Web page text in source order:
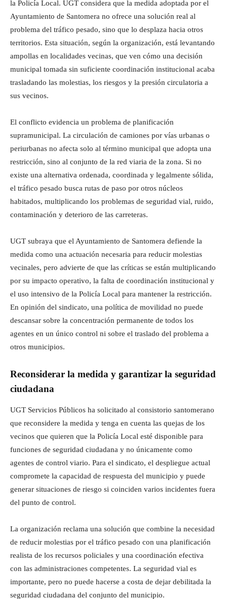
la Policía Local. UGT considera que la medida adoptada por el
Ayuntamiento de Santomera no ofrece una solución real al
problema del tráfico pesado, sino que lo desplaza hacia otros
territorios. Esta situación, según la organización, está levantando
ampollas en localidades vecinas, que ven cómo una decisión
municipal tomada sin suficiente coordinación institucional acaba
trasladando las molestias, los riesgos y la presión circulatoria a
sus vecinos.
El conflicto evidencia un problema de planificación
supramunicipal. La circulación de camiones por vías urbanas o
periurbanas no afecta solo al término municipal que adopta una
restricción, sino al conjunto de la red viaria de la zona. Si no
existe una alternativa ordenada, coordinada y legalmente sólida,
el tráfico pesado busca rutas de paso por otros núcleos
habitados, multiplicando los problemas de seguridad vial, ruido,
contaminación y deterioro de las carreteras.
UGT subraya que el Ayuntamiento de Santomera defiende la
medida como una actuación necesaria para reducir molestias
vecinales, pero advierte de que las críticas se están multiplicando
por su impacto operativo, la falta de coordinación institucional y
el uso intensivo de la Policía Local para mantener la restricción.
En opinión del sindicato, una política de movilidad no puede
descansar sobre la concentración permanente de todos los
agentes en un único control ni sobre el traslado del problema a
otros municipios.
Reconsiderar la medida y garantizar la seguridad
ciudadana
UGT Servicios Públicos ha solicitado al consistorio santomerano
que reconsidere la medida y tenga en cuenta las quejas de los
vecinos que quieren que la Policía Local esté disponible para
funciones de seguridad ciudadana y no únicamente como
agentes de control viario. Para el sindicato, el despliegue actual
compromete la capacidad de respuesta del municipio y puede
generar situaciones de riesgo si coinciden varios incidentes fuera
del punto de control.
La organización reclama una solución que combine la necesidad
de reducir molestias por el tráfico pesado con una planificación
realista de los recursos policiales y una coordinación efectiva
con las administraciones competentes. La seguridad vial es
importante, pero no puede hacerse a costa de dejar debilitada la
seguridad ciudadana del conjunto del municipio.